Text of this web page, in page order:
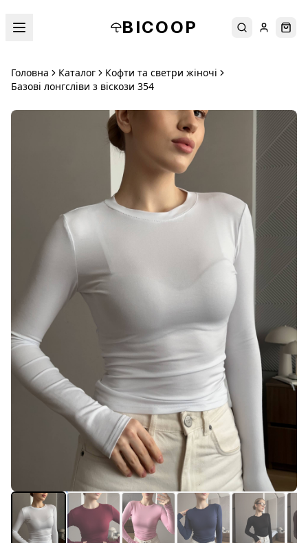
BICOOP ПошукУвійти
Головна Каталог
Кофти та светри жіночі
Базові лонгсліви з віскози 354